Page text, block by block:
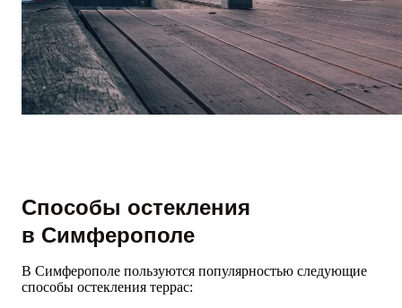
Способы остекления
в Симферополе
В Симферополе пользуются популярностью следующие
способы остекления террас: